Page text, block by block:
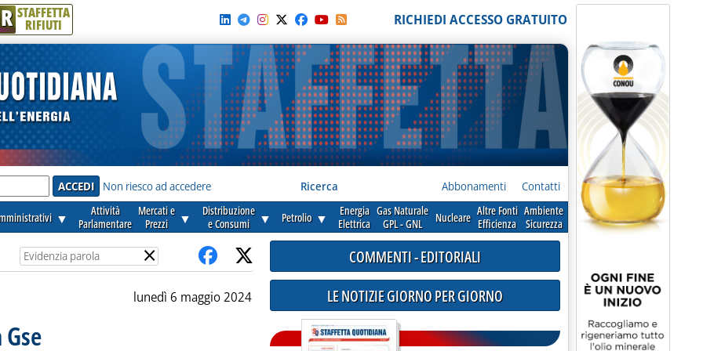
R STAFFETTA
RIFIUTI RICHIEDI ACCESSO GRATUITO
Non riesco ad accedere Ricerca Abbonamenti Contatti
▼
Attività
Parlamentare
Mercati e
Prezzi
▼
Distribuzione
e Consumi
▼ Petrolio ▼
Energia
Elettrica
Gas Naturale
GPL - GNL
Nucleare Altre Fonti
Efficienza
Ambiente
Sicurezza
×
lunedì 6 maggio 2024
COMMENTI - EDITORIALI
LE NOTIZIE GIORNO PER GIORNO